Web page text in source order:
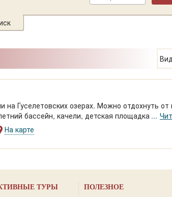
Гуселетовских озерах. Можно отдохнуть от
бассейн, качели, детская площадка.
На карте
ТУРЫ ПОЛЕЗНОЕ